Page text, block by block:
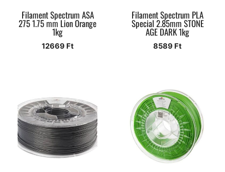
Filament Spectrum ASA
275 1.75 mm Lion Orange
1kg
12669 Ft
Filament Spectrum PLA
Special 2.85mm STONE
AGE DARK 1kg
8589 Ft